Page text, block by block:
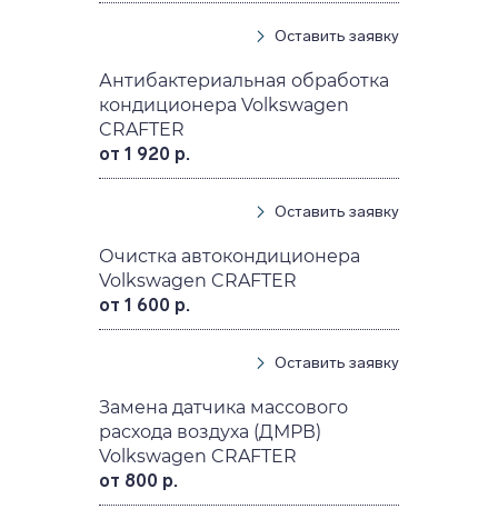
Оставить заявку
Антибактериальная обработка
кондиционера Volkswagen
CRAFTER
от 1 920 р.
Оставить заявку
Очистка автокондиционера
Volkswagen CRAFTER
от 1 600 р.
Оставить заявку
Замена датчика массового
расхода воздуха (ДМРВ)
Volkswagen CRAFTER
от 800 р.